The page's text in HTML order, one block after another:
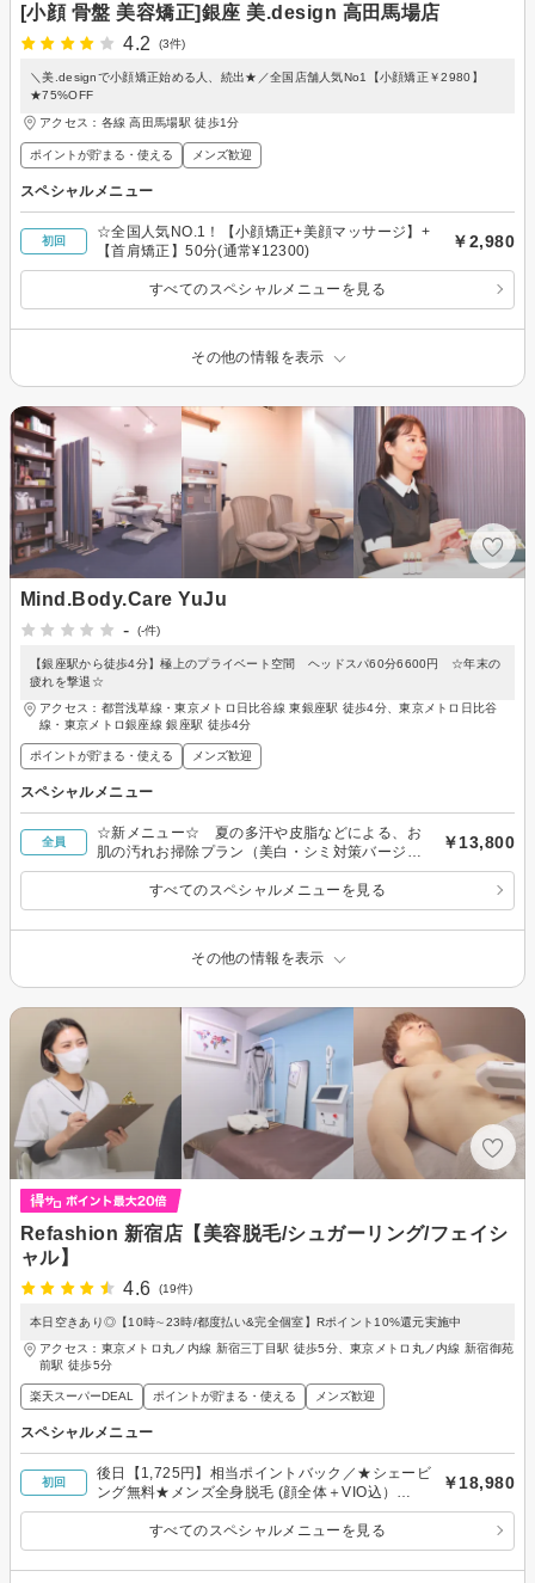
[小顔 骨盤 美容矯正]銀座 美.design 高田馬場店
4.2
(3件)
＼美.designで小顔矯正始める人、続出★／全国店舗人気No1【小顔矯正￥2980】
★75%OFF
アクセス：各線 高田馬場駅 徒歩1分
ポイントが貯まる・使える メンズ歓迎
スペシャルメニュー
初回
☆全国人気NO.1！【小顔矯正+美顔マッサージ】+
【首肩矯正】50分(通常¥12300)
￥2,980
すべてのスペシャルメニューを見る
その他の情報を表示
Mind.Body.Care YuJu
-
(-件)
【銀座駅から徒歩4分】極上のプライベート空間 ヘッドスパ60分6600円 ☆年末の
疲れを撃退☆
アクセス：都営浅草線・東京メトロ日比谷線 東銀座駅 徒歩4分、東京メトロ日比谷
線・東京メトロ銀座線 銀座駅 徒歩4分
ポイントが貯まる・使える メンズ歓迎
スペシャルメニュー
全員
☆新メニュー☆ 夏の多汗や皮脂などによる、お
肌の汚れお掃除プラン（美白・シミ対策バージョ
ン）
￥13,800
すべてのスペシャルメニューを見る
その他の情報を表示
Refashion 新宿店【美容脱毛/シュガーリング/フェイシ
ャル】
4.6
(19件)
本日空きあり◎【10時∼23時/都度払い&完全個室】Rポイント10%還元実施中
アクセス：東京メトロ丸ノ内線 新宿三丁目駅 徒歩5分、東京メトロ丸ノ内線 新宿御苑
前駅 徒歩5分
楽天スーパーDEAL ポイントが貯まる・使える メンズ歓迎
スペシャルメニュー
初回
後日【1,725円】相当ポイントバック／★シェービ
ング無料★メンズ全身脱毛 (顔全体＋VIO込）
18980円
￥18,980
すべてのスペシャルメニューを見る